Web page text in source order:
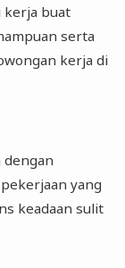
kerja buat
serta
kerja di
dengan
yang
keadaan sulit